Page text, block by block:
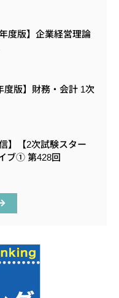
度版】企業経営理論
度版】財務・会計 1次
】【2次試験スター
ブ① 第428回